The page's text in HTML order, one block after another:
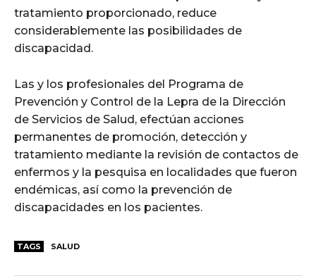
tratamiento proporcionado, reduce
considerablemente las posibilidades de
discapacidad.
Las y los profesionales del Programa de
Prevención y Control de la Lepra de la Dirección
de Servicios de Salud, efectúan acciones
permanentes de promoción, detección y
tratamiento mediante la revisión de contactos de
enfermos y la pesquisa en localidades que fueron
endémicas, así como la prevención de
discapacidades en los pacientes.
TAGS SALUD